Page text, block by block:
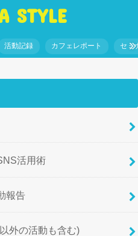
STYLE
活動記録 カフェレポート セミ
活用術
報告
外の活動も含む)